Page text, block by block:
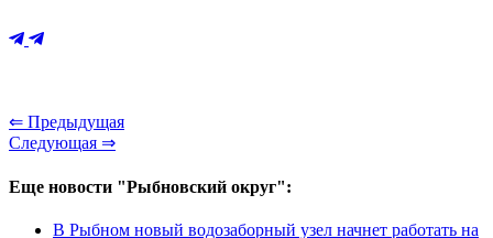
⇐ Предыдущая
Следующая ⇒
Еще новости "Рыбновский округ":
В Рыбном новый водозаборный узел начнет работать на